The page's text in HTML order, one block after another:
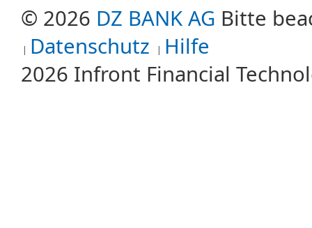
© 2026 DZ BANK AG Bitte
Datenschutz Hilfe
2026 Infront Financial